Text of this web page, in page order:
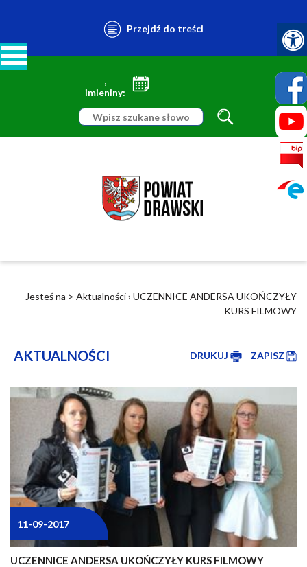
Przejdź do treści
,
imieniny:
Jesteś na > Aktualności› UCZENNICE ANDERSA UKOŃCZYŁY
KURS FILMOWY
AKTUALNOŚCI DRUKUJ ZAPISZ
11-09-2017
UCZENNICE ANDERSA UKOŃCZYŁY KURS FILMOWY